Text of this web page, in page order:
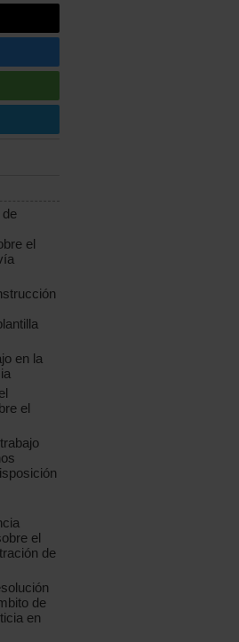
de
el
en la
el
el
de
de
en